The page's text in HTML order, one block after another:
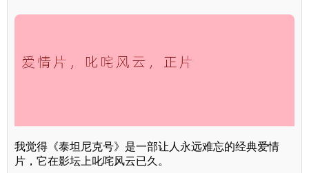
我觉得《泰坦尼克号》是一部让人永远难忘的经典爱情
片，它在影坛上叱咤风云已久。